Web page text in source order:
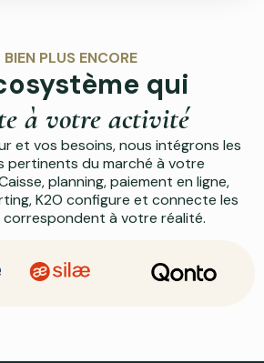
BIEN PLUS ENCORE
qui
à votre activité
et vos besoins, nous intégrons les
pertinents du marché à votre
planning, paiement en ligne,
K2O configure et connecte les
à votre réalité.